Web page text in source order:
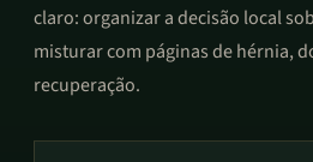
claro: organizar a decisão local
misturar com páginas de hérnia,
recuperação.